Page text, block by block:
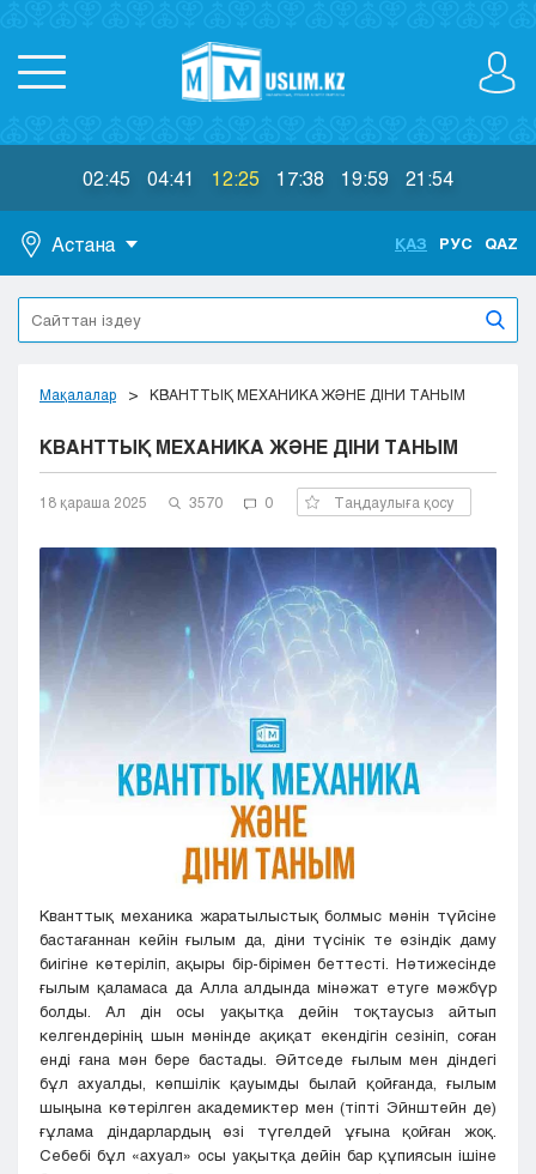
02:45 04:41 12:25 17:38 19:59 21:54
Астана
Астана
Алматы
Актобе
Жезказган
Караганда
Кокшетау
Кызылорда
Павлодар
Петропавловск
Семей
Талдыкорган
Тараз
Усть-Каменогорск
ҚАЗ РУС QAZ
Мақалалар КВАНТТЫҚ МЕХАНИКА ЖӘНЕ ДІНИ ТАНЫМ
КВАНТТЫҚ МЕХАНИКА ЖӘНЕ ДІНИ ТАНЫМ
18 қараша 2025 3570 0 Таңдаулыға қосу
Кванттық механика жаратылыстық болмыс мәнін түйсіне
бастағаннан кейін ғылым да, діни түсінік те өзіндік даму
биігіне көтеріліп, ақыры бір-бірімен беттесті. Нәтижесінде
ғылым қаламаса да Алла алдында мінәжат етуге мәжбүр
болды. Ал дін осы уақытқа дейін тоқтаусыз айтып
келгендерінің шын мәнінде ақиқат екендігін сезініп, соған
енді ғана мән бере бастады. Әйтседе ғылым мен діндегі
бұл ахуалды, көпшілік қауымды былай қойғанда, ғылым
шыңына көтерілген академиктер мен (тіпті Эйнштейн де)
ғұлама діндарлардың өзі түгелдей ұғына қойған жоқ.
Себебі бұл «ахуал» осы уақытқа дейін бар құпиясын ішіне